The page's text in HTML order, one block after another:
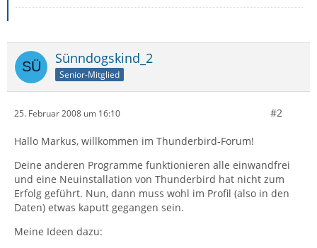
Sünndogskind_2
Senior-Mitglied
25. Februar 2008 um 16:10 #2
Hallo Markus, willkommen im Thunderbird-Forum!
Deine anderen Programme funktionieren alle einwandfrei
und eine Neuinstallation von Thunderbird hat nicht zum
Erfolg geführt. Nun, dann muss wohl im Profil (also in den
Daten) etwas kaputt gegangen sein.
Meine Ideen dazu: